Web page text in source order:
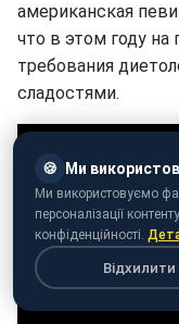
американская
что в этом году на
требования
сладостями.
🍪 Ми
Ми використовуємо
персоналізації
конфіденційності.
Відхилити